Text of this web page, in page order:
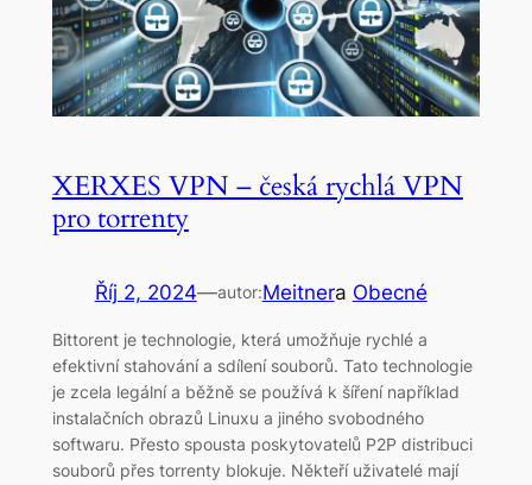
XERXES VPN – česká rychlá VPN
pro torrenty
Říj 2, 2024—autor:Meitnera Obecné
Bittorent je technologie, která umožňuje rychlé a
efektivní stahování a sdílení souborů. Tato technologie
je zcela legální a běžně se používá k šíření například
instalačních obrazů Linuxu a jiného svobodného
softwaru. Přesto spousta poskytovatelů P2P distribuci
souborů přes torrenty blokuje. Někteří uživatelé mají